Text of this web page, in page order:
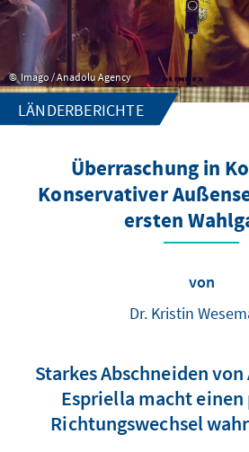
Imago / Anadolu Agency
LÄNDERBERICHTE
Überraschung in
Konservativer
ersten
von
Dr. Kristin
Starkes Abschneiden
Espriella macht
Richtungswechsel